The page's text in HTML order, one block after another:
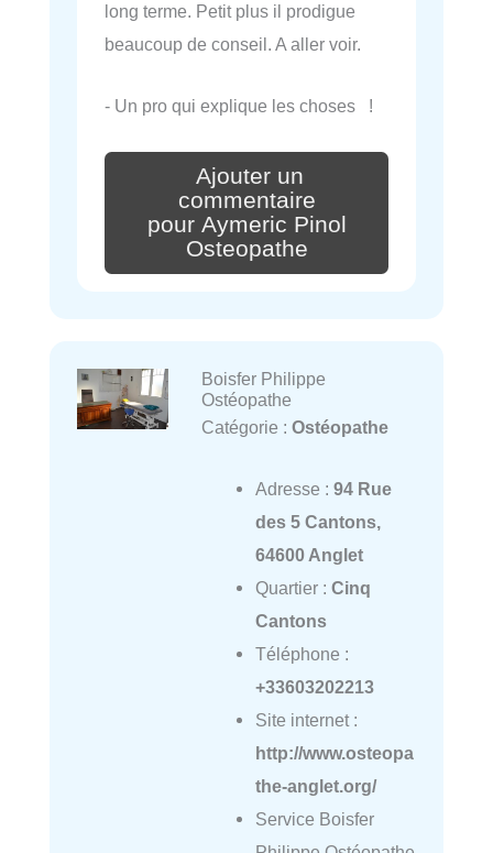
long terme. Petit plus il prodigue
beaucoup de conseil. A aller voir.
- Un pro qui explique les choses !
Ajouter un
commentaire
pour Aymeric Pinol
Osteopathe
Boisfer Philippe
Ostéopathe
Catégorie : Ostéopathe
Adresse : 94 Rue
des 5 Cantons,
64600 Anglet
Quartier : Cinq
Cantons
Téléphone :
+33603202213
Site internet :
http://www.osteopa
the-anglet.org/
Service Boisfer